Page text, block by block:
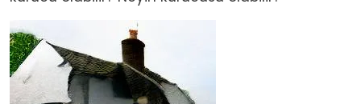
Image